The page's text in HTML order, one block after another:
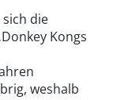
die
Kongs
weshalb